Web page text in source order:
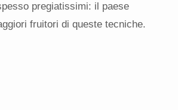
pregiatissimi: il paese
fruitori di queste tecniche.